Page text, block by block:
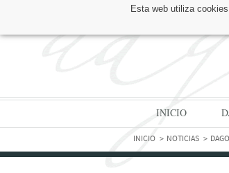
Esta web utiliza
ENCUÉNTRANOS EN:
INICIO
INICIO NOTICIAS